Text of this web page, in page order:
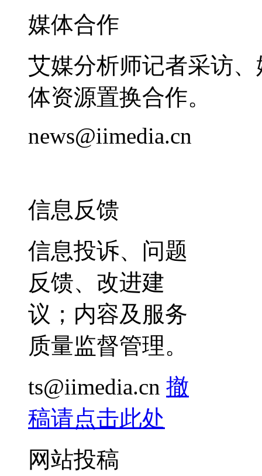
媒体合作
艾媒分析师记者采访
体资源置换合作。
news@iimedia.cn
信息反馈
信息投诉、问题
反馈、改进建
议；内容及服务
质量监督管理。
ts@iimedia.cn 撤
稿请点击此处
网站投稿